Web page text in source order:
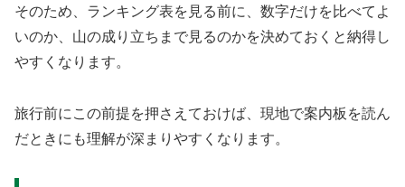
そのため、ランキング表を見る前に、数字だけを比べてよ
いのか、山の成り立ちまで見るのかを決めておくと納得し
やすくなります。
旅行前にこの前提を押さえておけば、現地で案内板を読ん
だときにも理解が深まりやすくなります。